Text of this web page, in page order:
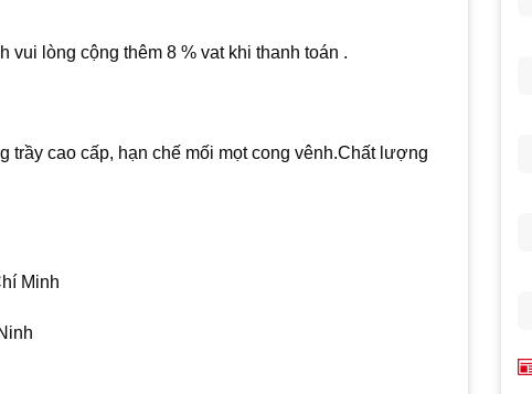
vui lòng cộng thêm 8 % vat khi thanh toán .
trầy cao cấp, hạn chế mối mọt cong vênh.Chất lượng
Minh